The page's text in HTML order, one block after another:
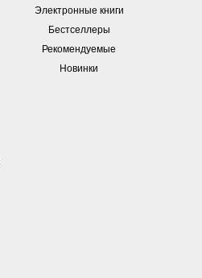
Электронные книги
Бестселлеры
Рекомендуемые
Новинки